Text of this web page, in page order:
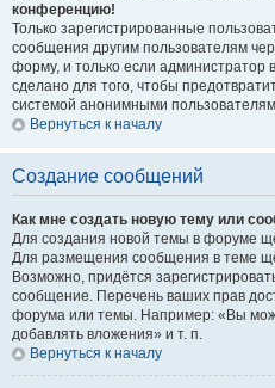
конференцию!
Только зарегистрированные
сообщения другим пользователям
форму, и только если администратор
сделано для того, чтобы
системой анонимными
Вернуться к началу
Создание сообщений
Как мне создать новую тему или
Для создания новой темы в форуме
Для размещения сообщения в теме
Возможно, придётся
сообщение. Перечень ваших прав
форума или темы. Например: «Вы
добавлять вложения» и т. п.
Вернуться к началу